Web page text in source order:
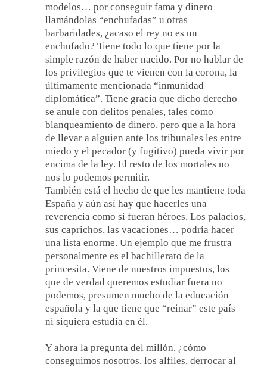
modelos… por conseguir fama y dinero
llamándolas “enchufadas” u otras
barbaridades, ¿acaso el rey no es un
enchufado? Tiene todo lo que tiene por la
simple razón de haber nacido. Por no hablar de
los privilegios que te vienen con la corona, la
últimamente mencionada “inmunidad
diplomática”. Tiene gracia que dicho derecho
se anule con delitos penales, tales como
blanqueamiento de dinero, pero que a la hora
de llevar a alguien ante los tribunales les entre
miedo y el pecador (y fugitivo) pueda vivir por
encima de la ley. El resto de los mortales no
nos lo podemos permitir.
También está el hecho de que les mantiene toda
España y aún así hay que hacerles una
reverencia como si fueran héroes. Los palacios,
sus caprichos, las vacaciones… podría hacer
una lista enorme. Un ejemplo que me frustra
personalmente es el bachillerato de la
princesita. Viene de nuestros impuestos, los
que de verdad queremos estudiar fuera no
podemos, presumen mucho de la educación
española y la que tiene que “reinar” este país
ni siquiera estudia en él.
Y ahora la pregunta del millón, ¿cómo
conseguimos nosotros, los alfiles, derrocar al